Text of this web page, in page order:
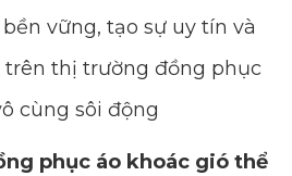
vững, tạo sự uy tín và
thị trường đồng phục
cùng sôi động
phục áo khoác gió thể